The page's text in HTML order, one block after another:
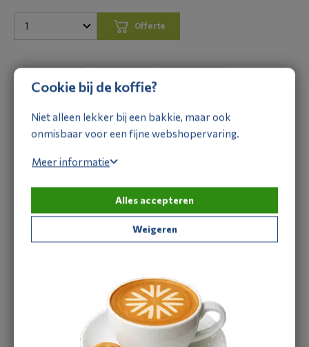
Offerte
aanvragen
Omschrijving
Met de Testo 549i meet je eenvoudig hoge en lage drukken in
verbinding via Bluetooth zorgen voor ultieme flexibiliteit en
snelheid op locatie. De gratis Testo app geeft je real-time
inzicht in de prestaties van je installatie. Ideaal voor snelle
diagnoses en professioneel gebruik.
Heb je een vraag over dit product?
Ons verkoopteam staat je graag te woord:
Cookie bij de koffie?
Niet alleen lekker bij een bakkie, maar ook
onmisbaar voor een fijne webshopervaring.
Meer informatie
Alles accepteren
Weigeren